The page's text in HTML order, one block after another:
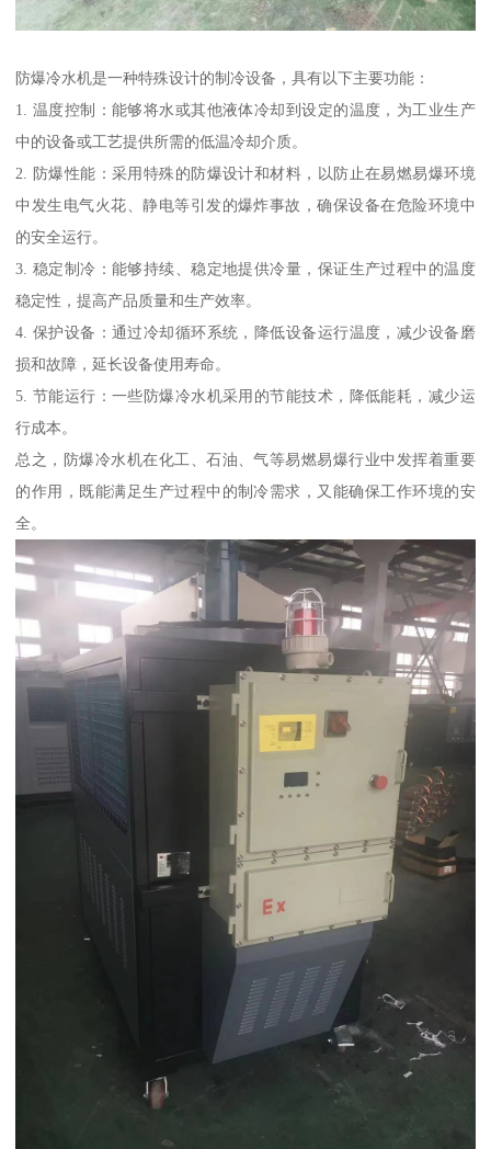
防爆冷水机是一种特殊设计的制冷设备，具有以下主要功能：
1. 温度控制：能够将水或其他液体冷却到设定的温度，为工业生产
中的设备或工艺提供所需的低温冷却介质。
2. 防爆性能：采用特殊的防爆设计和材料，以防止在易燃易爆环境
中发生电气火花、静电等引发的爆炸事故，确保设备在危险环境中
的安全运行。
3. 稳定制冷：能够持续、稳定地提供冷量，保证生产过程中的温度
稳定性，提高产品质量和生产效率。
4. 保护设备：通过冷却循环系统，降低设备运行温度，减少设备磨
损和故障，延长设备使用寿命。
5. 节能运行：一些防爆冷水机采用的节能技术，降低能耗，减少运
行成本。
总之，防爆冷水机在化工、石油、气等易燃易爆行业中发挥着重要
的作用，既能满足生产过程中的制冷需求，又能确保工作环境的安
全。